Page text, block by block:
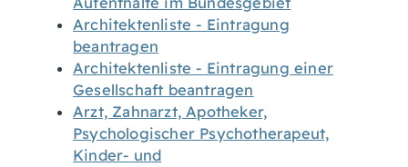
Architektenliste - Eintragung
beantragen
Architektenliste - Eintragung einer
Gesellschaft beantragen
Arzt, Zahnarzt, Apotheker,
Psychologischer Psychotherapeut,
Kinder- und